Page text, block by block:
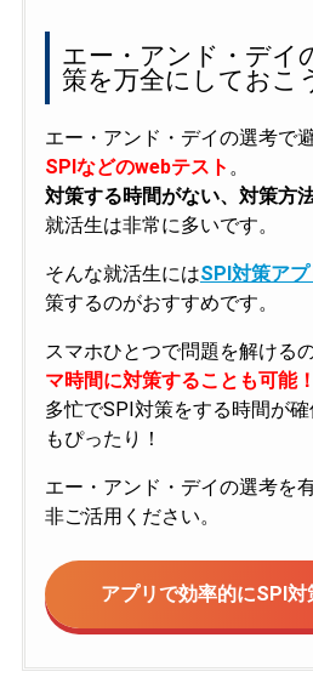
エー・アンド・デイ
策を万全にしておこ
エー・アンド・デイの選考で
SPIなどのwebテスト 。
対策する時間がない、対策方
就活生は非常に多いです。
そんな就活生にはSPI対策アプ
策するのがおすすめです。
スマホひとつで問題を解ける
マ時間に対策することも可能！
多忙でSPI対策をする時間が
もぴったり！
エー・アンド・デイの選考を
非ご活用ください。
アプリで効率的にSPI対